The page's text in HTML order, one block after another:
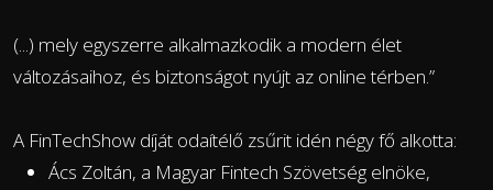
(...) mely egyszerre alkalmazkodik a modern élet
változásaihoz, és biztonságot nyújt az online térben.”
A FinTechShow díját odaítélő zsűrit idén négy fő alkotta:
Ács Zoltán, a Magyar Fintech Szövetség elnöke,